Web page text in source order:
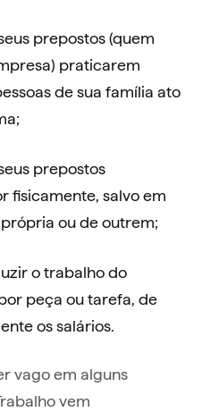
prepostos (quem
praticarem
de sua família ato
prepostos
fisicamente, salvo em
ou de outrem;
o trabalho do
peça ou tarefa, de
os salários.
vago em alguns
vem